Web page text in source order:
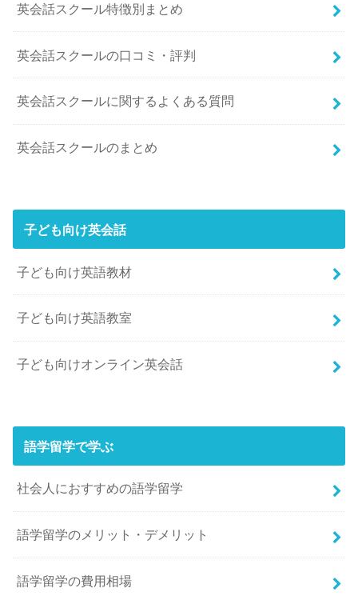
英会話スクール特徴別まとめ
英会話スクールの口コミ・評判
英会話スクールに関するよくある質問
英会話スクールのまとめ
子ども向け英会話
子ども向け英語教材
子ども向け英語教室
子ども向けオンライン英会話
語学留学で学ぶ
社会人におすすめの語学留学
語学留学のメリット・デメリット
語学留学の費用相場